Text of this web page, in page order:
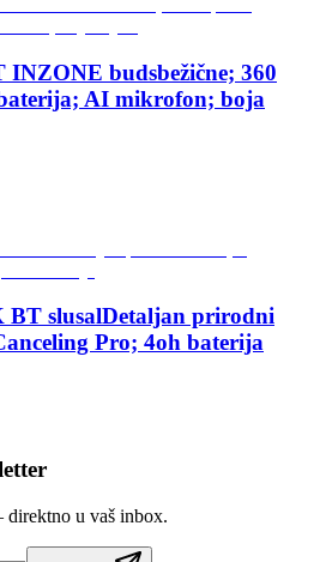
INZONE budsbežične; 360
AI mikrofon; boja
BT slusalDetaljan prirodni
Pro; 4oh baterija
u vaš inbox.